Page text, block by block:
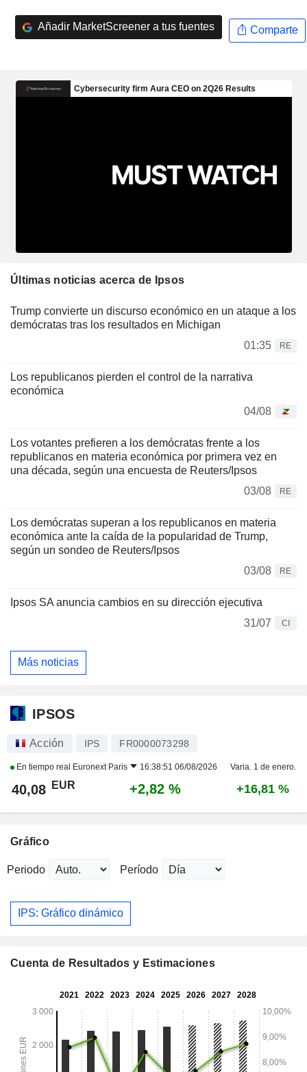
Añadir MarketScreener a tus fuentes Comparte
Últimas noticias acerca de Ipsos
Trump convierte un discurso económico en un ataque a los
demócratas tras los resultados en Michigan
01:35
RE
Los republicanos pierden el control de la narrativa
económica
04/08
Los votantes prefieren a los demócratas frente a los
republicanos en materia económica por primera vez en
una década, según una encuesta de Reuters/Ipsos
03/08
RE
Los demócratas superan a los republicanos en materia
económica ante la caída de la popularidad de Trump,
según un sondeo de Reuters/Ipsos
03/08
RE
Ipsos SA anuncia cambios en su dirección ejecutiva
31/07
CI
Más noticias
IPSOS
Acción IPS FR0000073298
En tiempo real Euronext Paris 16:38:51 06/08/2026 Varia. 1 de enero.
40,08 EUR +2,82 % +16,81 %
Gráfico
Periodo Período
IPS: Gráfico dinámico
Cuenta de Resultados y Estimaciones